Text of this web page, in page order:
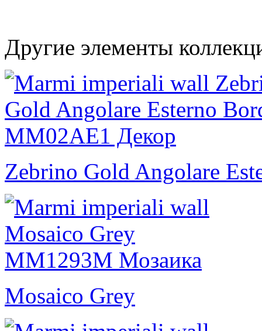
Другие элементы
Zebrino Gold Angolare
Mosaico Grey